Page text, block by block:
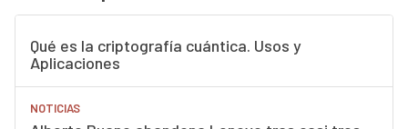
Qué es la criptografía cuántica. Usos y
Aplicaciones
NOTICIAS